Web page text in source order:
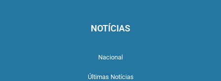
NOTÍCIAS
Nacional
Últimas Notícias